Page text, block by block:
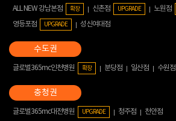
ALL NEW 강남본점 확장 신촌점 UPGRADE 노원점
영등포점
UPGRADE 성신여대점
글로벌365mc인천병원 확장 분당점 일산점 수원점
글로벌365mc대전병원 UPGRADE 청주점 천안점